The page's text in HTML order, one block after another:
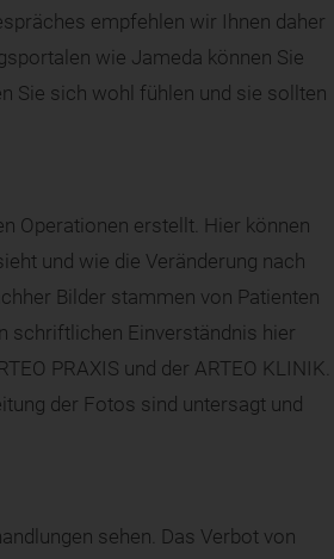
empfehlen wir Ihnen daher
wie Jameda können Sie
Sie sich wohl fühlen und sie sollten
Operationen erstellt. Hier können
und wie die Veränderung nach
Bilder stammen von Patienten
schriftlichen Einverständnis hier
PRAXIS und der ARTEO KLINIK.
der Fotos sind untersagt und
sehen. Das Verbot von